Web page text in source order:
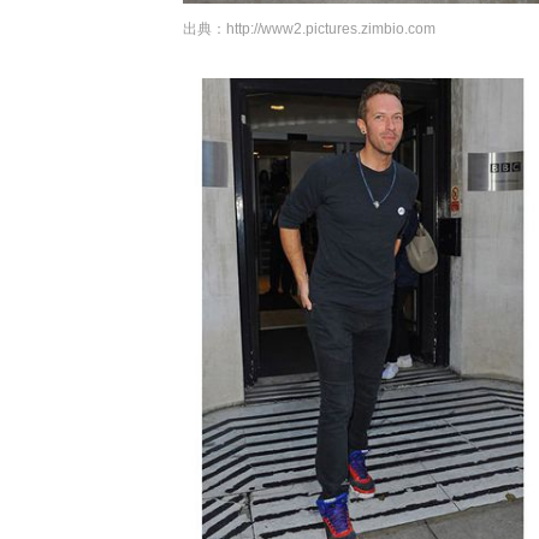
出典： http://www2.pictures.zimbio.com